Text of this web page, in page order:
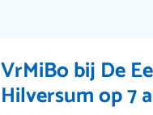
VrMiBo bij De
Hilversum op 7